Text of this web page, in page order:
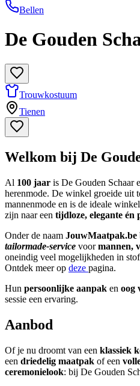
Bellen
De Gouden
Trouwkostuum
Tienen
Welkom bij De
Al 100 jaar is De Gouden Schaar
herenmode. De winkel groeide uit
mannenmode en is de ideale
zijn naar een tijdloze, elegante én
Onder de naam JouwMaatpak.be
tailormade-service voormannen,
oneindig veel mogelijkheden in
Ontdek meer op deze pagina.
Hun persoonlijke aanpak en oog
sessie een ervaring.
Aanbod
Of je nu droomt van een klassiek
een driedelig maatpak of een
ceremonielook: bij De Gouden